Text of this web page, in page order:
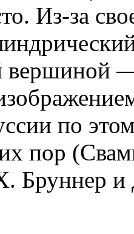
Из-за
вершиной
по
пор
Бруннер и